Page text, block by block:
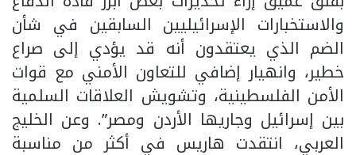
والاستخبارات الإسرائيليين السابقين في شأن
الضم الذي يعتقدون أنه قد يؤدي إلى صراع
خطير، وانهيار إضافي للتعاون الأمني مع قوات
الأمن الفلسطينية، وتشويش العلاقات السلمية
بين إسرائيل وجاريها الأردن ومصر”. وعن الخليج
العربي، انتقدت هاريس في أكثر من مناسبة